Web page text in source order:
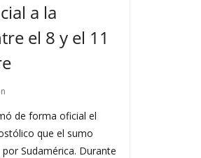
a la
el 8 y el 11
de forma oficial el
que el sumo
Sudamérica. Durante